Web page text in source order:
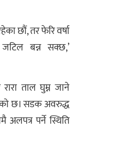
छौं, तर फेरि वर्षा
बन्न सक्छ,’
ताल घुम्न जाने
छ। सडक अवरुद्ध
अलपत्र पर्ने स्थिति